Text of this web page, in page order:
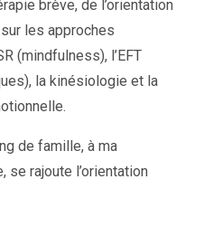
brève, de l’orientation
les approches
(mindfulness), l’EFT
la kinésiologie et la
de famille, à ma
rajoute l’orientation